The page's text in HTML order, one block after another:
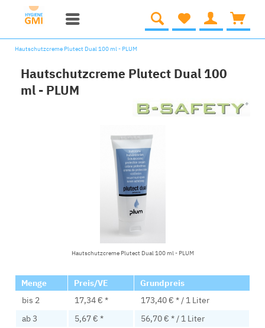
Hautschutzcreme Plutect Dual 100 ml - PLUM
Hautschutzcreme Plutect Dual 100
ml - PLUM
Hautschutzcreme Plutect Dual 100 ml - PLUM
Menge Preis/VE
Grundpreis
bis 2 17,34 € *
173,40 € * / 1 Liter
ab3 5,67 € *
56,70 € * / 1 Liter